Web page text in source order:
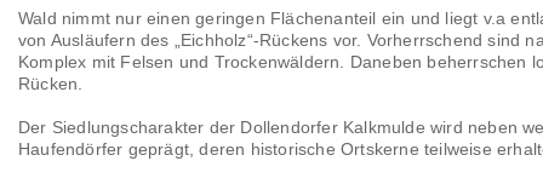
Wald nimmt nur einen geringen Flächenanteil ein und liegt v.a
von Ausläufern des „Eichholz“-Rückens vor. Vorherrschend sind
Komplex mit Felsen und Trockenwäldern. Daneben beherrschen
Rücken.
Der Siedlungscharakter der Dollendorfer Kalkmulde wird neben
Haufendörfer geprägt, deren historische Ortskerne teilweise